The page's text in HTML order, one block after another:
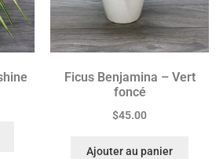
Ficus Benjamina – Vert
foncé
$45.00
Ajouter au panier